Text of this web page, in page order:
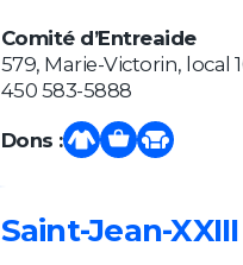
Comité d’Entreaide
579, Marie-Victorin, local
450 583-5888
Dons :
Saint-Jean-XXIII